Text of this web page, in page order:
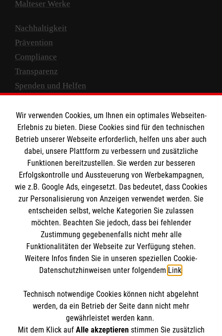
Malteser Werke
Nachhaltigkeit
Prävention
Compliance
Transparenz
Spenden und Helfen
Empfänger: Malteser Hilfsdienst e.V.
IBAN: DE10 3706 0120 1201 2000 12
BIC: GENODED 1PA7
Newsletter abonnieren
Cookies verwalten|AGB|Impressum|Datenschutz
Barrierefreiheit |Kontakt| Sharepoint|Mediathek
Wir verwenden Cookies, um Ihnen ein optimales Webseiten-
Erlebnis zu bieten. Diese Cookies sind für den technischen
Betrieb unserer Webseite erforderlich, helfen uns aber auch
dabei, unsere Plattform zu verbessern und zusätzliche
Funktionen bereitzustellen. Sie werden zur besseren
Erfolgskontrolle und Aussteuerung von Werbekampagnen,
wie z.B. Google Ads, eingesetzt. Das bedeutet, dass Cookies
zur Personalisierung von Anzeigen verwendet werden. Sie
entscheiden selbst, welche Kategorien Sie zulassen
möchten. Beachten Sie jedoch, dass bei fehlender
Zustimmung gegebenenfalls nicht mehr alle
Funktionalitäten der Webseite zur Verfügung stehen.
Weitere Infos finden Sie in unseren speziellen Cookie-
Datenschutzhinweisen unter folgendem Link.
Technisch notwendige Cookies können nicht abgelehnt
werden, da ein Betrieb der Seite dann nicht mehr
gewährleistet werden kann.
Mit dem Klick auf Alle akzeptierenstimmen Sie zusätzlich